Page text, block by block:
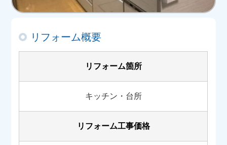
リフォーム概要
リフォーム箇所
キッチン・台所
リフォーム工事価格